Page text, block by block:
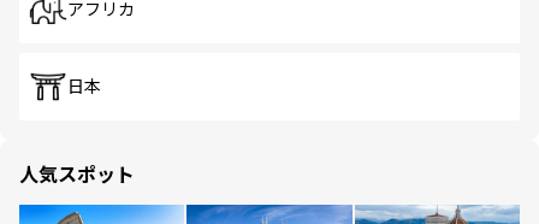
アフリカ
日本
人気スポット